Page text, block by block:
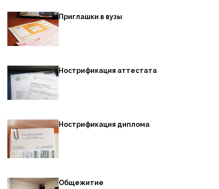
Приглашки в вузы
Нострификация аттестата
Нострификация диплома
Общежитие